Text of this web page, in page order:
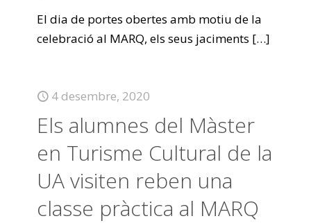
El dia de portes obertes amb motiu de la
celebració al MARQ, els seus jaciments […]
4 desembre, 2020
Els alumnes del Màster
en Turisme Cultural de la
UA visiten reben una
classe pràctica al MARQ